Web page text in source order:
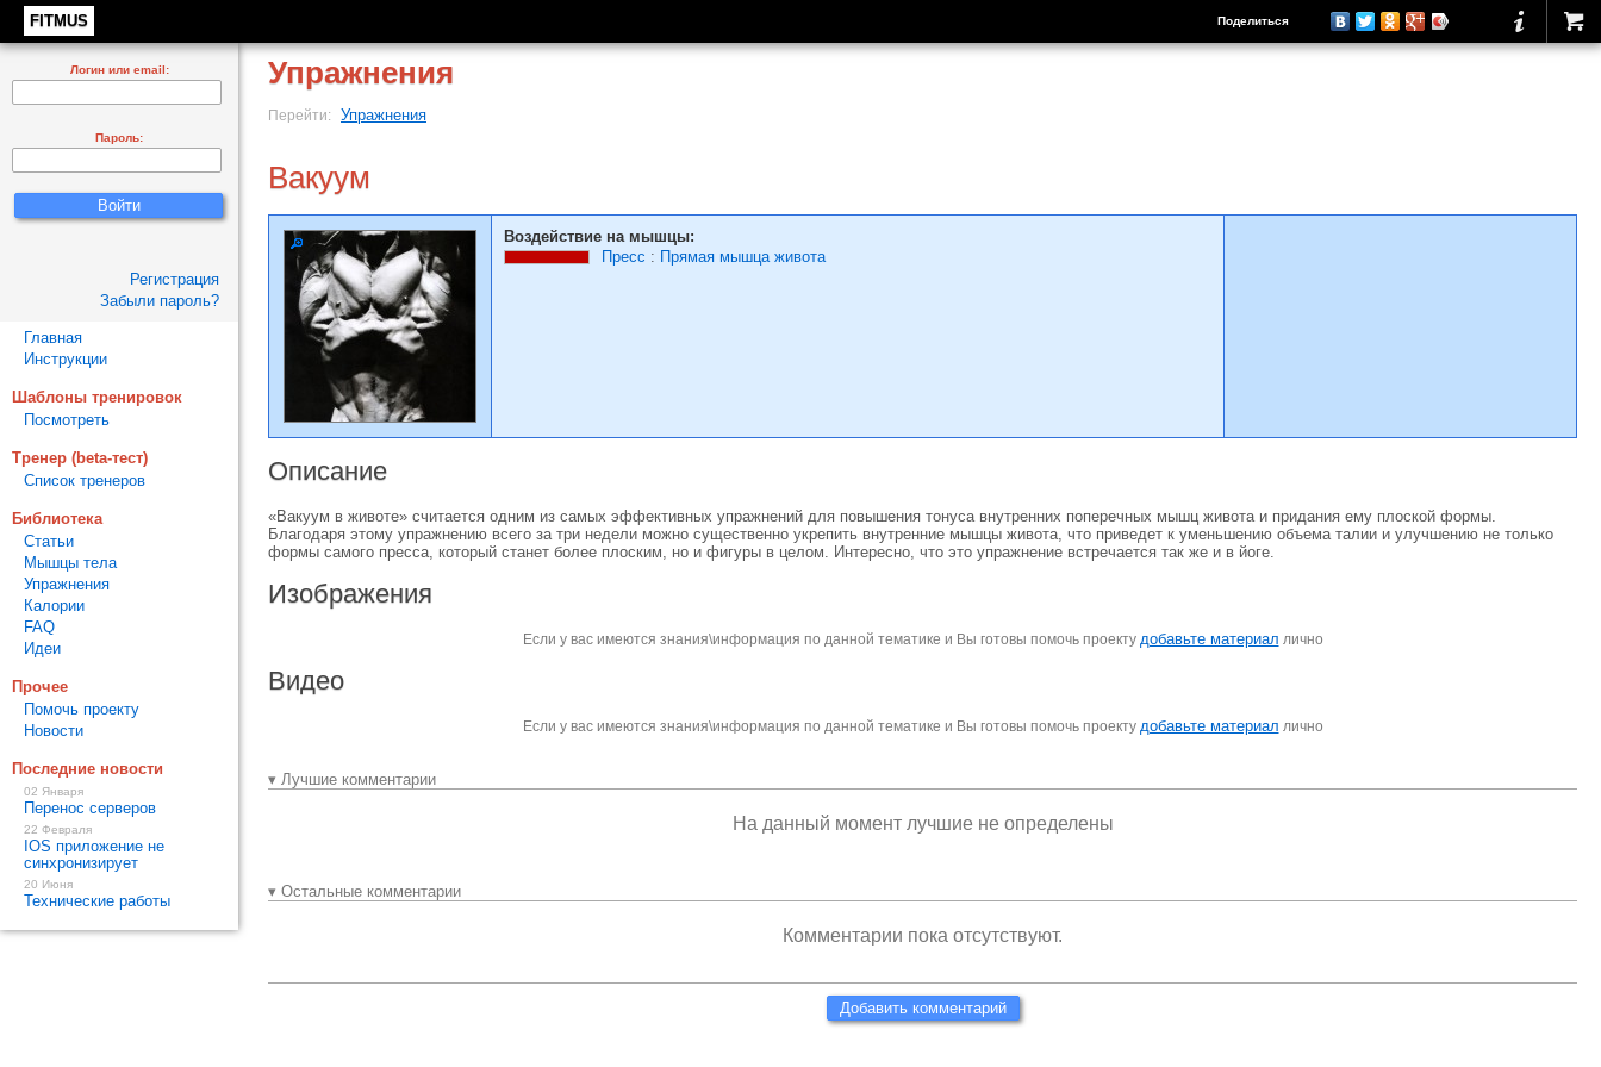
FITMUS Поделиться
Упражнения
Перейти: Упражнения
Вакуум
Воздействие на мышцы:
Пресс : Прямая мышца живота
Описание
«Вакуум в животе» считается одним из самых эффективных упражнений для повышения тонуса внутренних поперечных мышц живота и придания ему плоской формы.
Благодаря этому упражнению всего за три недели можно существенно укрепить внутренние мышцы живота, что приведет к уменьшению объема талии и улучшению не только
формы самого пресса, который станет более плоским, но и фигуры в целом. Интересно, что это упражнение встречается так же и в йоге.
Изображения
Если у вас имеются знания\информация по данной тематике и Вы готовы помочь проекту добавьте материал лично
Видео
Если у вас имеются знания\информация по данной тематике и Вы готовы помочь проекту добавьте материал лично
▾ Лучшие комментарии
На данный момент лучшие не определены
▾ Остальные комментарии
Комментарии пока отсутствуют.
Добавить комментарий
Логин или email:
Пароль:
Регистрация
Забыли пароль?
Главная
Инструкции
Шаблоны тренировок
Посмотреть
Тренер (beta-тест)
Список тренеров
Библиотека
Статьи
Мышцы тела
Упражнения
Калории
FAQ
Идеи
Прочее
Помочь проекту
Новости
Последние новости
02 Января
Перенос серверов
22 Февраля
IOS приложение не
синхронизирует
20 Июня
Технические работы